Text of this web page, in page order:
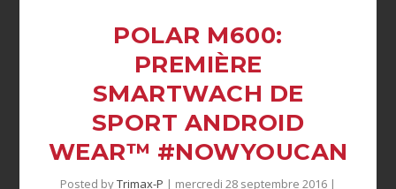
POLAR M600:
PREMIÈRE
SMARTWACH DE
SPORT ANDROID
WEAR™ #NOWYOUCAN
Posted byTrimax-P | mercredi 28 septembre 2016 |